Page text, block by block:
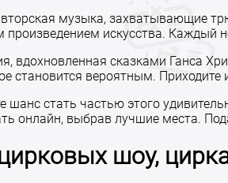
музыка, захватывающие
произведением искусства. Каждый
вдохновленная сказками Ганса
становится вероятным. Приходите
шанс стать частью этого
онлайн, выбрав лучшие места.
шоу,